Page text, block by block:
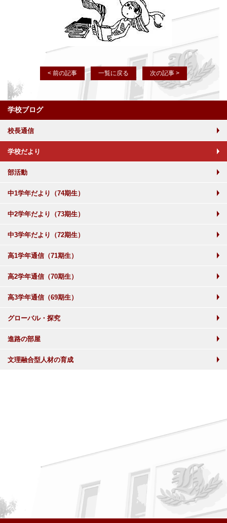
< 前の記事 一覧に戻る 次の記事 >
学校ブログ
校長通信
学校だより
部活動
中1学年だより（74期生）
中2学年だより（73期生）
中3学年だより（72期生）
高1学年通信（71期生）
高2学年通信（70期生）
高3学年通信（69期生）
グローバル・探究
進路の部屋
文理融合型人材の育成